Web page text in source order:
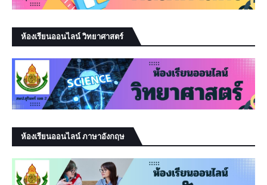
ห้องเรียนออนไลน์ วิทยาศาสตร์
ห้องเรียนออนไลน์ ภาษาอังกฤษ